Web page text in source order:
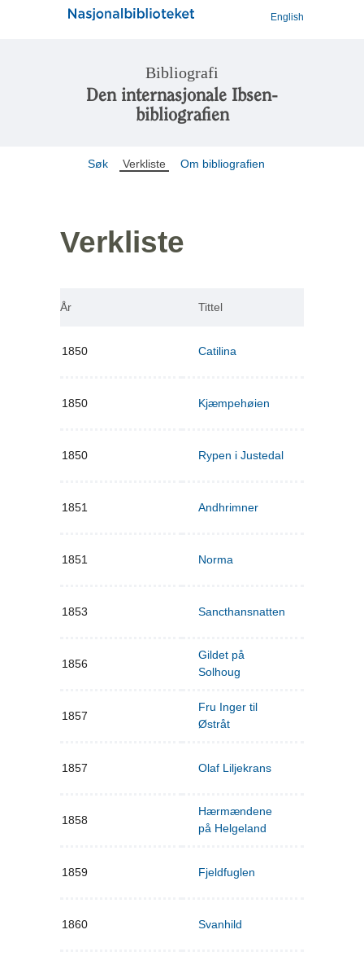
English
Bibliografi
Den internasjonale Ibsen-
bibliografien
Søk Verkliste Om bibliografien
Verkliste
År Tittel
1850 Catilina
1850 Kjæmpehøien
1850 Rypen i Justedal
1851 Andhrimner
1851 Norma
1853 Sancthansnatten
1856
Gildet på
Solhoug
1857
Fru Inger til
Østråt
1857 Olaf Liljekrans
1858
Hærmændene
på Helgeland
1859 Fjeldfuglen
1860 Svanhild